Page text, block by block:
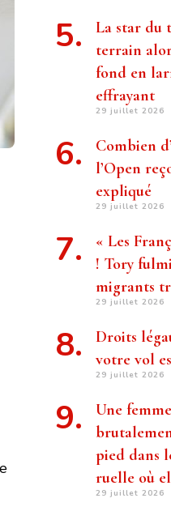
La star du
terrain
fond en
effrayant
29 juillet 2026
Combien
l’Open
expliqué
29 juillet 2026
« Les
! Tory
migrants
29 juillet 2026
Droits
votre vol
29 juillet 2026
Une
pied dans
ruelle où
29 juillet 2026